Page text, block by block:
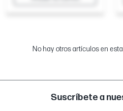
No hay otros artículos en
Suscríbete a